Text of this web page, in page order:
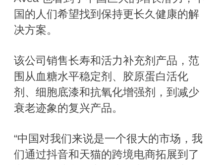
国的人们希望找到保持更长久健康的解
决方案。
该公司销售长寿和活力补充剂产品，范
围从血糖水平稳定剂、胶原蛋白活化
剂、细胞底漆和抗氧化增强剂，到减少
衰老迹象的复兴产品。
“中国对我们来说是一个很大的市场，我
们通过抖音和天猫的跨境电商拓展到了